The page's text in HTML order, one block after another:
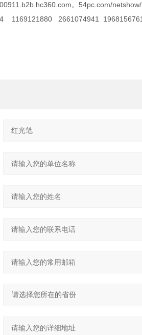
。54pc.com/
2661074941 1968156761